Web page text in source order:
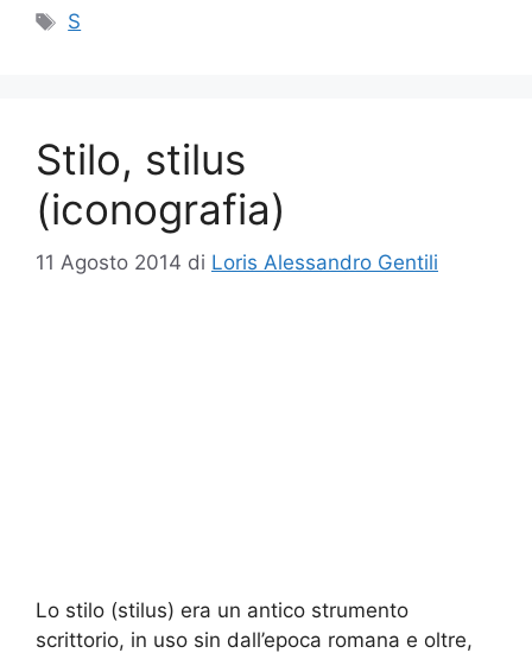
Tag
S
Stilo, stilus
(iconografia)
11 Agosto 2014 di Loris Alessandro Gentili
Lo stilo (stilus) era un antico strumento
scrittorio, in uso sin dall’epoca romana e oltre,